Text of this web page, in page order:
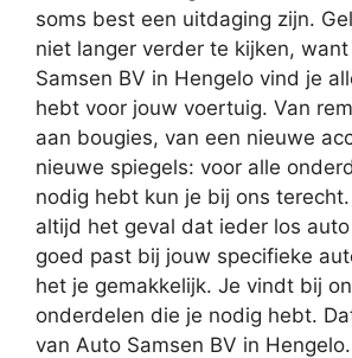
soms best een uitdaging zijn.
niet langer verder te kijken,
Samsen BV in Hengelo vind je
hebt voor jouw voertuig. Van
aan bougies, van een nieuwe
nieuwe spiegels: voor alle
nodig hebt kun je bij ons
altijd het geval dat ieder los
goed past bij jouw specifieke
het je gemakkelijk. Je vindt bij
onderdelen die je nodig hebt.
van Auto Samsen BV in